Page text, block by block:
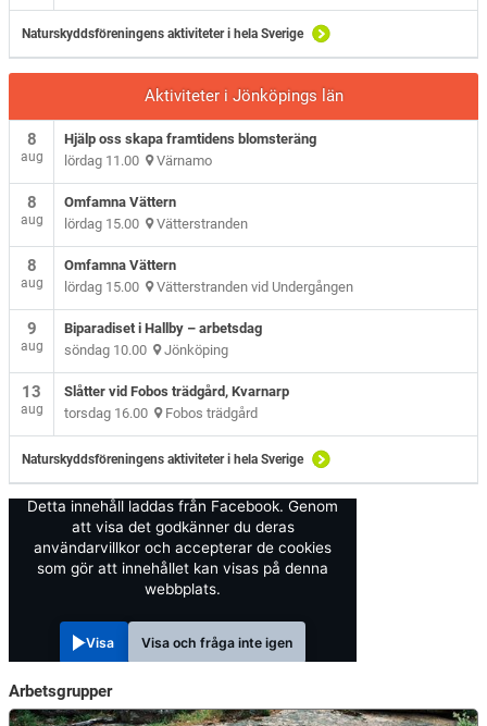
Naturskyddsföreningens aktiviteter i hela Sverige
Aktiviteter i Jönköpings län
8
aug
Hjälp oss skapa framtidens blomsteräng
lördag 11.00 Värnamo
8
aug
Omfamna Vättern
lördag 15.00 Vätterstranden
8
aug
Omfamna Vättern
lördag 15.00 Vätterstranden vid Undergången
9
aug
Biparadiset i Hallby – arbetsdag
söndag 10.00 Jönköping
13
aug
Slåtter vid Fobos trädgård, Kvarnarp
torsdag 16.00 Fobos trädgård
Naturskyddsföreningens aktiviteter i hela Sverige
Detta innehåll laddas från Facebook. Genom
att visa det godkänner du deras
användarvillkor och accepterar de cookies
som gör att innehållet kan visas på denna
webbplats.
Visa Visa och fråga inte igen
Arbetsgrupper